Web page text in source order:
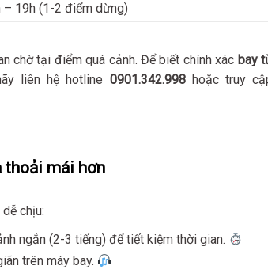
– 19h (1-2 điểm dừng)
chờ tại điểm quá cảnh. Để biết chính xác bay
liên hệ hotline 0901.342.998hoặc truy
thoải mái hơn
chịu:
ngắn (2-3 tiếng) để tiết kiệm thời gian.
trên máy bay.